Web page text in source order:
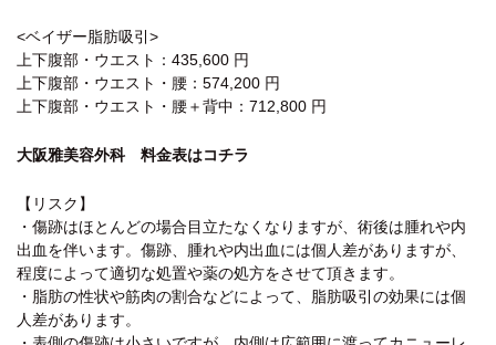
<ベイザー脂肪吸引>
上下腹部・ウエスト：435,600 円
上下腹部・ウエスト・腰：574,200 円
上下腹部・ウエスト・腰＋背中：712,800 円
大阪雅美容外科 料金表はコチラ
【リスク】
・傷跡はほとんどの場合目立たなくなりますが、術後は腫れや内
出血を伴います。傷跡、腫れや内出血には個人差がありますが、
程度によって適切な処置や薬の処方をさせて頂きます。
・脂肪の性状や筋肉の割合などによって、脂肪吸引の効果には個
人差があります。